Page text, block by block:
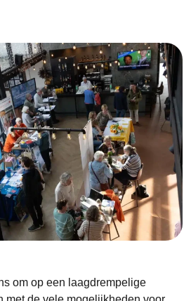
om op een laagdrempelige